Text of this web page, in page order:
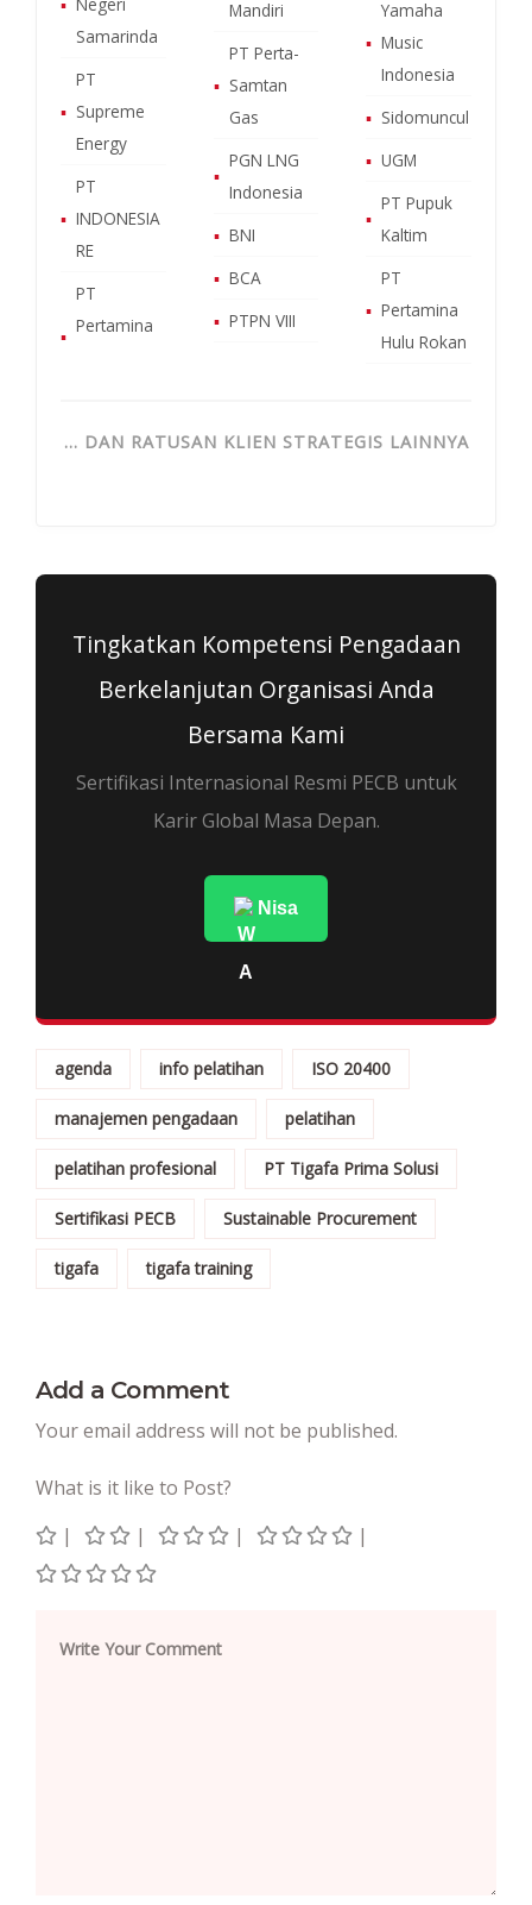
Samarinda
▪
PT
Supreme
Energy
▪
PT
INDONESIA
RE
▪
PT
Pertamina
Mandiri
▪
PT Perta-
Samtan
Gas
▪
PGN LNG
Indonesia
▪ BNI
▪ BCA
▪ PTPN VIII
▪
Yamaha
Music
Indonesia
▪ Sidomuncul
▪ UGM
▪
PT Pupuk
Kaltim
▪
PT
Pertamina
Hulu Rokan
… DAN RATUSAN KLIEN STRATEGIS LAINNYA
Tingkatkan Kompetensi Pengadaan
Berkelanjutan Organisasi Anda
Bersama Kami
Sertifikasi Internasional Resmi PECB untuk
Karir Global Masa Depan.
Nisa
agenda info pelatihan ISO 20400
manajemen pengadaan pelatihan
pelatihan profesional PT Tigafa Prima Solusi
Sertifikasi PECB Sustainable Procurement
tigafa tigafa training
Add a Comment
Your email address will not be published.
What is it like to Post?